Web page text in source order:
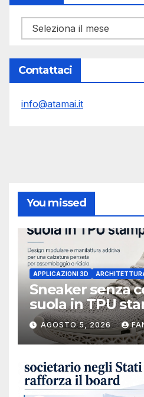
Archivi
Contattaci
info@atamai.it
You missed
APPLICAZIONI 3D
Sneaker senza
suola in TPU
AGOSTO 5, 2026